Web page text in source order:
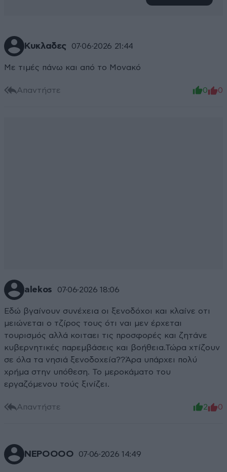
Κυκλαδες 07·06·2026 21:44
Με τιμές πάνω και από το Μονακό
Απαντήστε 0 0
alekos 07·06·2026 18:06
Εδώ βγαίνουν συνέχεια οι ξενοδόχοι και κλαίνε οτι
μειώνεται ο τζίρος τους ότι ναι μεν έρχεται
τουρισμός αλλά κοιταει τις προσφορές και ζητάνε
κυβερνητικές παρεμβάσεις και βοήθεια.Τώρα χτίζουν
σε όλα τα νησιά ξενοδοχεία??Άρα υπάρχει πολύ
χρήμα στην υπόθεση. Το μεροκάματο του
εργαζόμενου τούς ξινίζει.
Απαντήστε 2 0
ΝΕΡΟΟΟΟ 07·06·2026 14:49